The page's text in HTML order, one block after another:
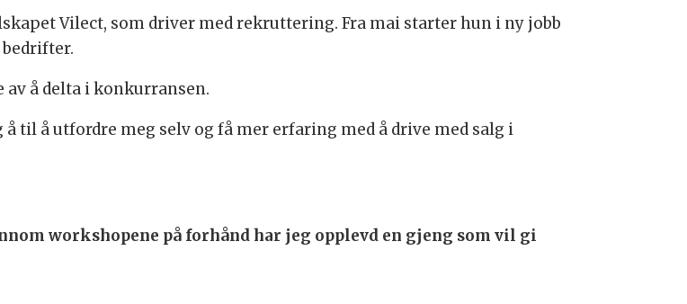
Vilect, som driver med rekruttering. Fra mai starter hun i ny jobb
å delta i konkurransen.
til å utfordre meg selv og få mer erfaring med å drive med salg i
workshopene på forhånd har jeg opplevd en gjeng som vil gi